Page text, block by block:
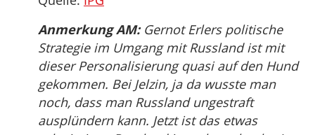
Anmerkung AM:Gernot Erlers politische
Strategie im Umgang mit Russland ist mit
dieser Personalisierung quasi auf den Hund
gekommen. Bei Jelzin, ja da wusste man
noch, dass man Russland ungestraft
ausplündern kann. Jetzt ist das etwas